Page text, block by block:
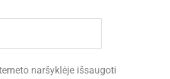
naršyklėje išsaugoti